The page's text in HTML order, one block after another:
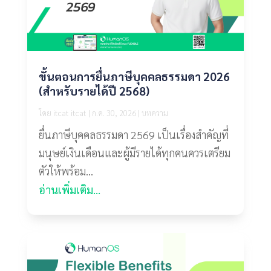
ขั้นตอนการยื่นภาษีบุคคลธรรมดา 2026
(สำหรับรายได้ปี 2568)
โดย itcat itcat | ก.ค. 30, 2026| บทความ
ยื่นภาษีบุคคลธรรมดา 2569 เป็นเรื่องสำคัญที่
มนุษย์เงินเดือนและผู้มีรายได้ทุกคนควรเตรียม
ตัวให้พร้อม...
อ่านเพิ่มเติม...